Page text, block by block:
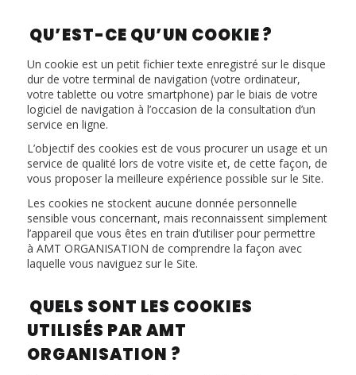
QU’EST-CE QU’UN COOKIE ?
Un cookie est un petit fichier texte enregistré sur le disque
dur de votre terminal de navigation (votre ordinateur,
votre tablette ou votre smartphone) par le biais de votre
logiciel de navigation à l’occasion de la consultation d’un
service en ligne.
L’objectif des cookies est de vous procurer un usage et un
service de qualité lors de votre visite et, de cette façon, de
vous proposer la meilleure expérience possible sur le Site.
Les cookies ne stockent aucune donnée personnelle
sensible vous concernant, mais reconnaissent simplement
l’appareil que vous êtes en train d’utiliser pour permettre
à AMT ORGANISATION de comprendre la façon avec
laquelle vous naviguez sur le Site.
QUELS SONT LES COOKIES
UTILISÉS PAR AMT
ORGANISATION ?